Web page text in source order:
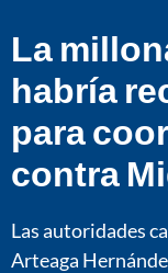
La
habría
para
contra
Las autoridades
Arteaga